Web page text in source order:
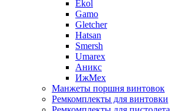
Ekol
Gamo
Gletcher
Hatsan
Smersh
Umarex
Аникс
ИжМех
Манжеты поршня винтовок
Ремкомплекты для винтовки